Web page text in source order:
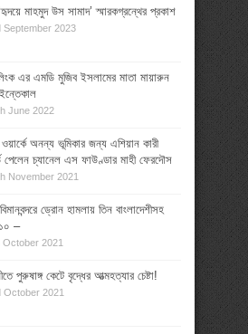
মাহমুদ উস সামাদ’ স্মারকগ্রন্থের প্রকাশ
September 2023
এর এমডি মুজিব ইসলামের মাতা মায়ারুন
June 2022
ওয়ার্কে অনন্য ভূমিকার জন্য এশিয়ান কারী
পেলেন চ্যানেল এস ফাউণ্ডার মাহী ফেরদৌস
November 2021
ড্রোন হামলায় তিন বাংলাদেশীসহ
–
October 2021
পুরুষাঙ্গ কেটে বৃদ্ধের আত্মহত্যার চেষ্টা!
October 2021